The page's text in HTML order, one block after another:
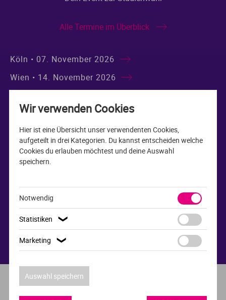
Alle Termine im Überblick
Köln • 07. November 2026
Wien • 14. November 2026
Frankfurt • 28. November 2026
Hamburg • 05. Dezember 2026
Münster • 13. März 2027
Nürnberg • 10. April 2027
München • 17. April 2027
Düsseldorf • 24. April 2027
Wir verwenden Cookies
Hier ist eine Übersicht unser verwendenten Cookies,
aufgeteilt in drei Kategorien. Du kannst entscheiden welche
Cookies du erlauben möchtest und deine Auswahl
speichern.
Notwendig
Statistiken ❯
Marketing ❯
Auswahl speichern